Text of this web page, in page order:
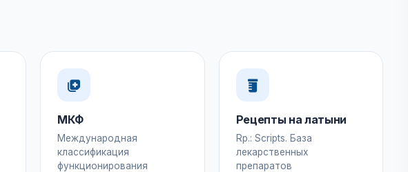
МКФ
Международная
классификация
функционирования
Рецепты на латыни
Rp.: Scripts. База
лекарственных
препаратов